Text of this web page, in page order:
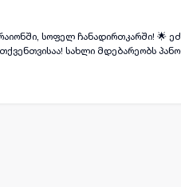
all-photos+(7 )
სოფელ ჩანადირთკარში! 🌟
სახლი მდებარეობს
ისე სამომავლო განვითარების